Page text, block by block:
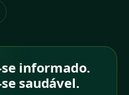
informado.
saudável.